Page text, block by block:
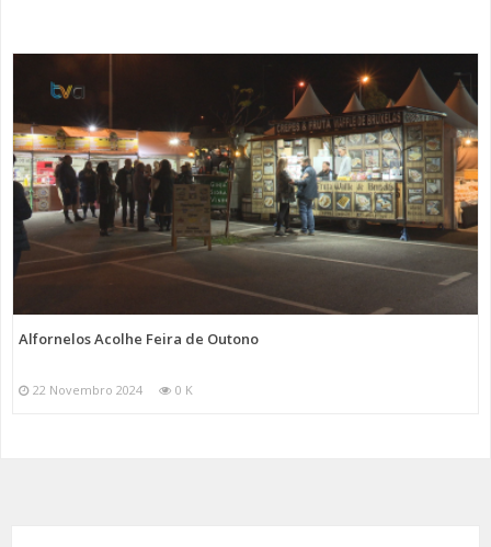
Alfornelos Acolhe Feira de Outono
22 Novembro 2024 0 K